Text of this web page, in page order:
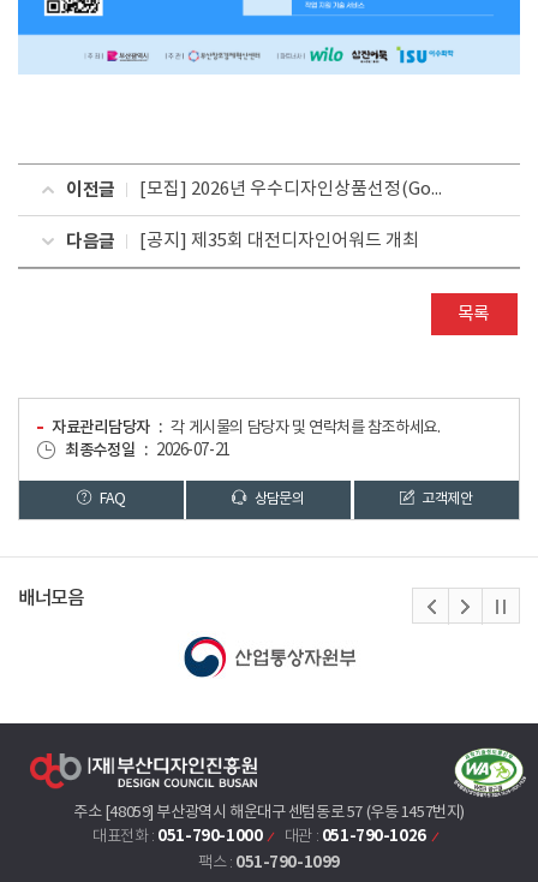
이전글 [모집] 2026년 우수디자인상품선정(Good Design Korea 2026) 얼리버드(조기접수) 마감 일정 및 정시접수
다음글 [공지] 제35회 대전디자인어워드 개최
목록
자료관리담당자
각 게시물의 담당자 및 연락처를 참조하세요.
최종수정일
2026-07-21
FAQ 상담문의 고객제안
배너모음
주소 [48059] 부산광역시 해운대구 센텀동로 57 (우동 1457번지)
대표전화 : 051-790-1000 대관 : 051-790-1026
팩스 : 051-790-1099